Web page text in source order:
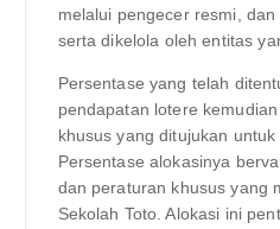
melalui pengecer resmi,
serta dikelola oleh entitas
Persentase yang telah
pendapatan lotere
khusus yang ditujukan
Persentase alokasinya
dan peraturan khusus yang
Sekolah Toto. Alokasi ini